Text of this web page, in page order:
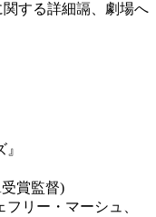
関する詳細䛿、劇場へ
賞監督)
リー・マーシュ、